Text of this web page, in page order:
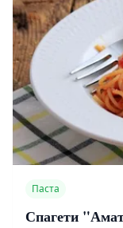
Паста
Спагети